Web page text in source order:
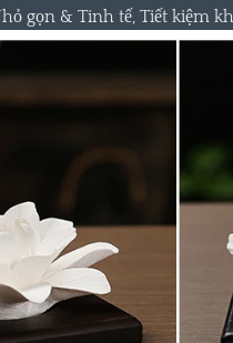
gọn & Tinh tế, Tiết kiệm